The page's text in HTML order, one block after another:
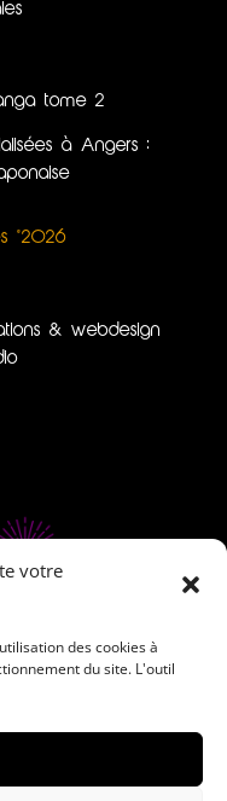
votre
des cookies à
du site. L'outil
tome 2
à Angers :
©2026
& webdesign